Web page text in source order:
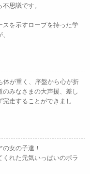
思議です。
を示すロープを持った学
体が重く、序盤から心が折
みなさまの大声援、差し
走することができまし
女の子達！
れた元気いっぱいのボラ